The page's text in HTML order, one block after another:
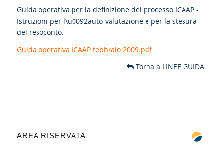
Guida operativa per la definizione del processo ICAAP -
Istruzioni per l\u0092auto-valutazione e per la stesura
del resoconto.
Guida operativa ICAAP febbraio 2009.pdf
Torna a LINEE GUIDA
AREA RISERVATA